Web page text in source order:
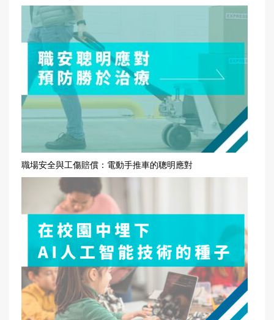
職場安全與工傷賠償：電動手推車的聰明應對